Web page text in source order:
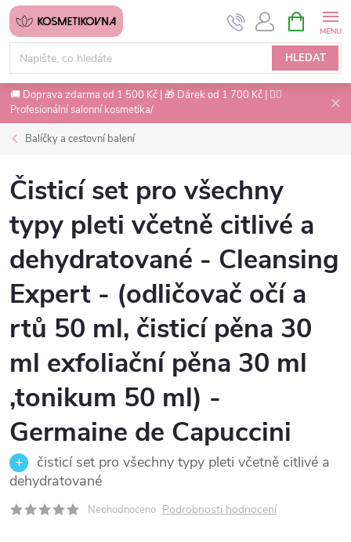
Přejít
obsah
HLEDAT
NÁKUPNÍ
KOŠÍK
🚚 Doprava zdarma od 1 500 Kč | 🎁 Dárek od 1 700 Kč | 💇‍♀️
Profesionální salonní kosmetika/
Balíčky a cestovní balení
Čisticí set pro všechny
typy pleti včetně citlivé a
dehydratované - Cleansing
Expert - (odličovač očí a
rtů 50 ml, čisticí pěna 30
ml exfoliační pěna 30 ml
,tonikum 50 ml) -
Germaine de Capuccini
čisticí set pro všechny typy pleti včetně citlivé a
dehydratované
Neohodnoceno Podrobnosti hodnocení